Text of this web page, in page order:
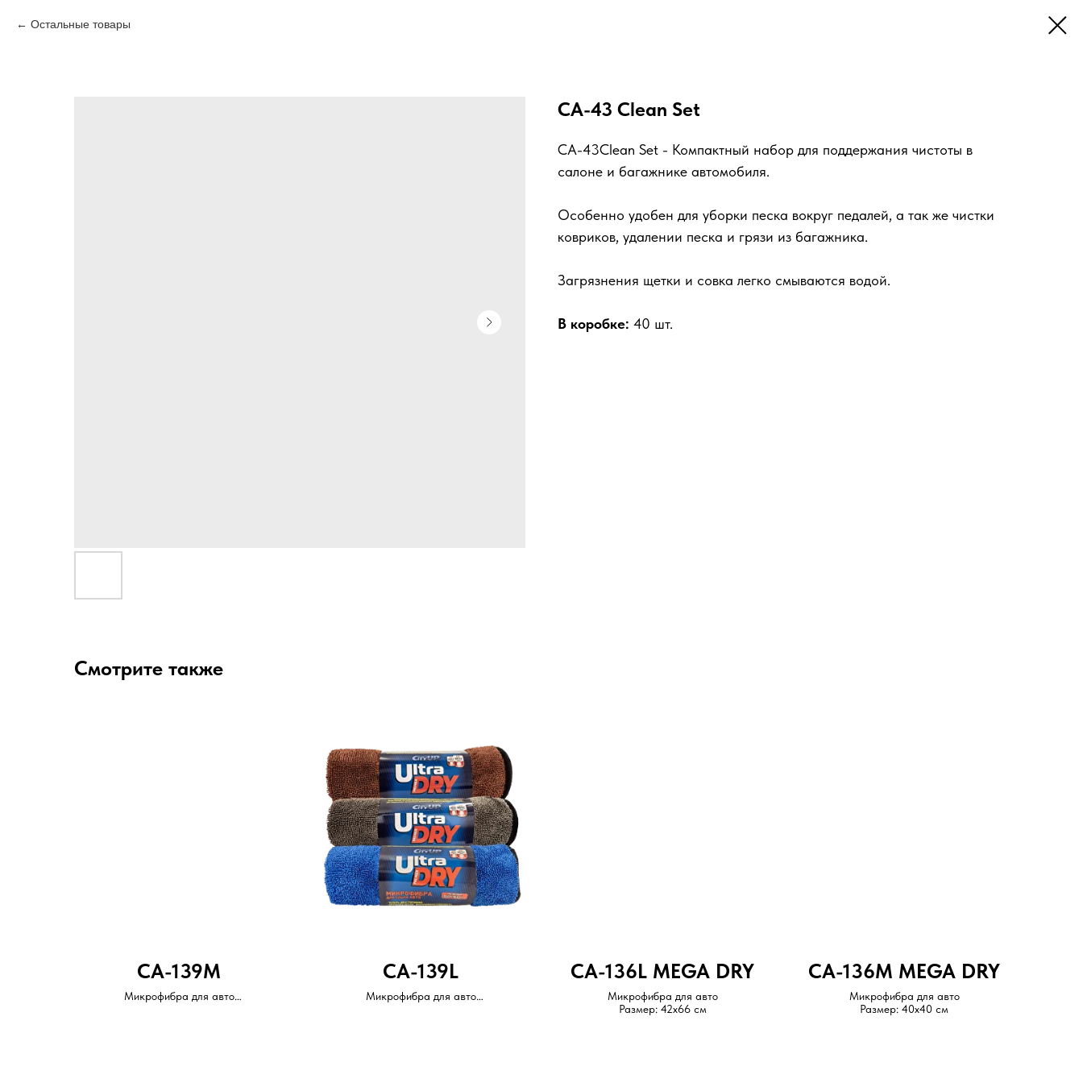
Остальные товары
CA-43 Clean Set
CA-43Clean Set - Компактный набор для поддержания чистоты в
салоне и багажнике автомобиля.
Особенно удобен для уборки песка вокруг педалей, а так же чистки
ковриков, удалении песка и грязи из багажника.
Загрязнения щетки и совка легко смываются водой.
В коробке: 40 шт.
Смотрите также
CA-139M
Микрофибра для авто
CA-139L
Микрофибра для авто
CA-136L MEGA DRY
Микрофибра для авто
Размер: 42x66 см
CA-136M MEGA DRY
Микрофибра для авто
Размер: 40x40 см